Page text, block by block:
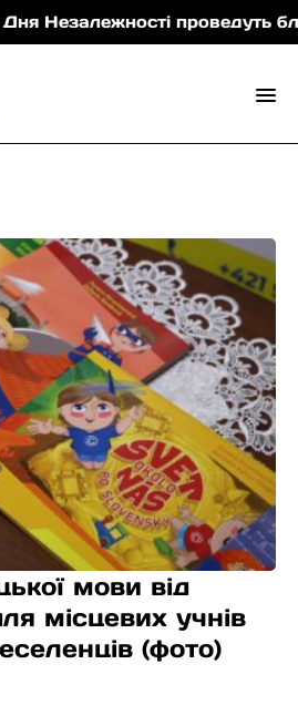
проведуть
мови від
місцевих учнів
(фото)